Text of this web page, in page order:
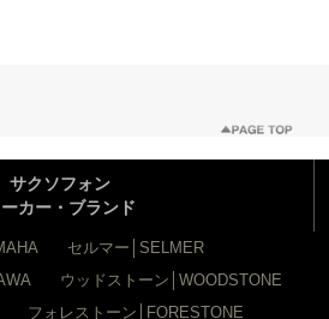
サクソフォン
ーカー・ブランド
セルマー│SELMER
ウッドストーン│WOODSTONE
フォレストーン│FORESTONE